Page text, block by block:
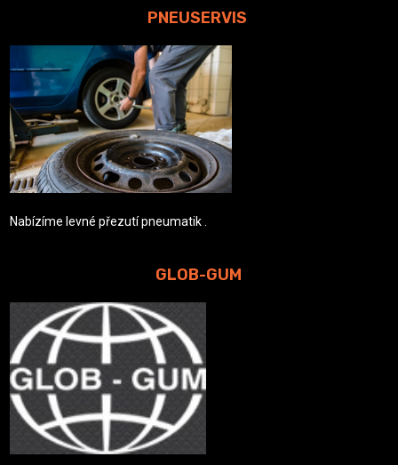
PNEUSERVIS
Nabízíme levné přezutí pneumatik .
GLOB-GUM